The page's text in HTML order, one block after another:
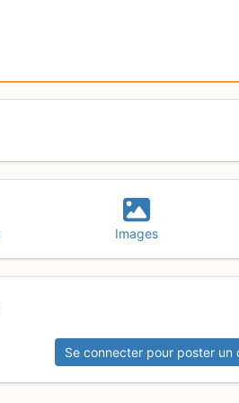
Images
Se connecter pour poster un